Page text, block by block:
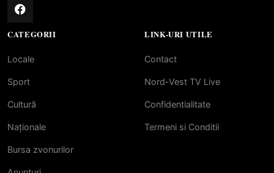
CATEGORII
Locale
Sport
Cultură
Naționale
Bursa zvonurilor
LINK-URI UTILE
Contact
Nord-Vest TV Live
Confidentialitate
Termeni si Conditii